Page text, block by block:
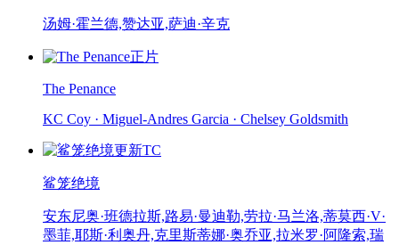
汤姆·霍兰德,赞达亚,萨迪·辛克
正片
The Penance
KC Coy · Miguel-Andres Garcia · Chelsey Goldsmith
更新TC
鲨笼绝境
安东尼奥·班德拉斯,路易·曼迪勒,劳拉·马兰洛,蒂莫西·V·
墨菲,耶斯·利奥丹,克里斯蒂娜·奥乔亚,拉米罗·阿隆索,瑞